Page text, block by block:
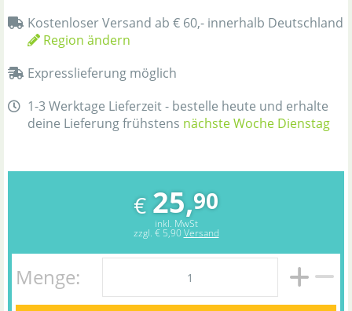
Kostenloser Versand ab € 60,- innerhalb Deutschland
Region ändern
Expresslieferung möglich
1-3 Werktage Lieferzeit - bestelle heute und erhalte
deine Lieferung frühstens nächste Woche Dienstag
€ 25,90
inkl. MwSt
zzgl. € 5,90 Versand
Menge: